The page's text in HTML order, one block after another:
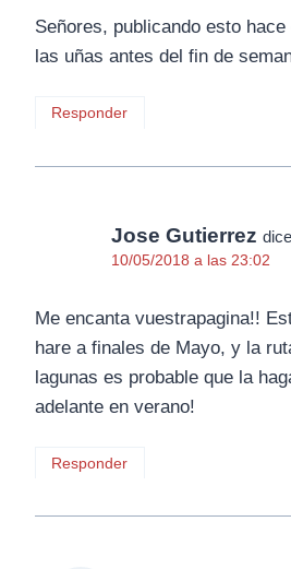
Señores, publicando esto
las uñas antes del fin de
Responder
Jose Gutierrez
10/05/2018 a las 23:02
Me encanta vuestrapagina!!
hare a finales de Mayo, y la
lagunas es probable que la
adelante en verano!
Responder